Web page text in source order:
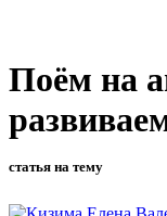
Поём на
статья на тему